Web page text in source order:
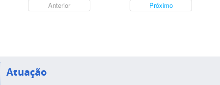
Anterior Próximo
Atuação